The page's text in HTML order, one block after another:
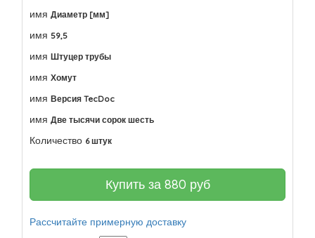
имя Диаметр [мм]
имя 59,5
имя Штуцер трубы
имя Хомут
имя Версия TecDoc
имя Две тысячи сорок шесть
Количество 6 штук
Купить за 880 руб
Рассчитайте примерную доставку